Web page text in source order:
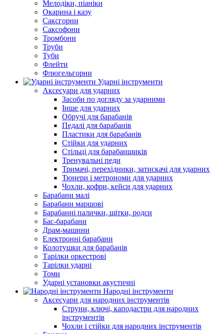
Мелодіки, піаніки
Окарина і казу
Саксгорни
Саксофони
Тромбони
Труби
Туби
Флейти
Флюгельгорни
Ударні інструменти
Аксесуари для ударних
Засоби по догляду за ударними
Інше для ударних
Обручі для барабанів
Педалі для барабанів
Пластики для барабанів
Стійки для ударних
Стільці для барабанщиків
Тренувальні педи
Тримачі, перехідники, затискачі для ударних
Тюнери і метрономи для ударних
Чохли, кофри, кейси для ударних
Барабани малі
Барабани маршові
Барабанні палички, щітки, родси
Бас-барабани
Драм-машини
Електронні барабани
Колотушки для барабанів
Тарілки оркестрові
Тарілки ударні
Томи
Ударні установки акустичні
Народні інструменти
Аксесуари для народних інструментів
Струни, ключі, каподастри для народних
інструментів
Чохли і стійки для народних інструментів